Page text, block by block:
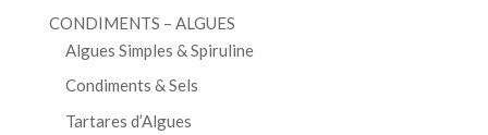
CONDIMENTS – ALGUES
Algues Simples & Spiruline
Condiments & Sels
Tartares d’Algues